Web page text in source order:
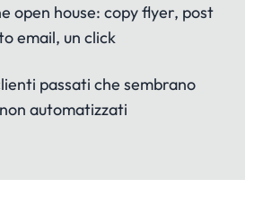
open house: copy flyer, post
email, un click
passati che sembrano
automatizzati